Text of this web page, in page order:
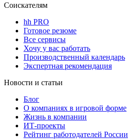
Соискателям
hh PRO
Готовое резюме
Все сервисы
Хочу у вас работать
Производственный календарь
Экспертная рекомендация
Новости и статьи
Блог
О компаниях в игровой форме
Жизнь в компании
ИТ-проекты
Рейтинг работодателей России